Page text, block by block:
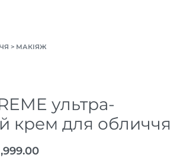
> МАКІЯЖ
ультра-
крем для обличчя